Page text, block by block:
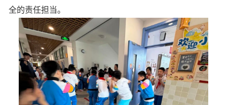
全的责任担当。